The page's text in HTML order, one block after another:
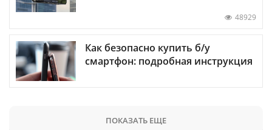
48929
Как безопасно купить б/у
смартфон: подробная инструкция
ПОКАЗАТЬ ЕЩЕ